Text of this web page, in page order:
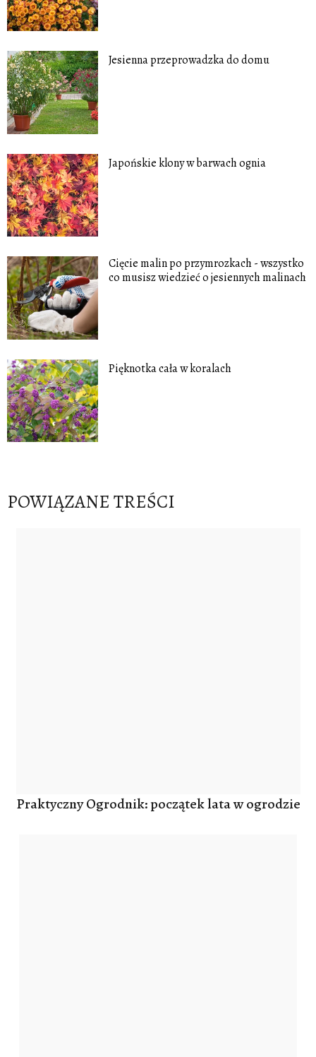
Jesienna przeprowadzka do domu
Japońskie klony w barwach ognia
Cięcie malin po przymrozkach - wszystko
co musisz wiedzieć o jesiennych malinach
Pięknotka cała w koralach
POWIĄZANE TREŚCI
Praktyczny Ogrodnik: początek lata w ogrodzie